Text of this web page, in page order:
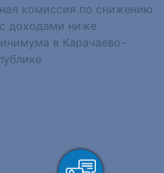
комиссия по снижению
доходами ниже
в Карачаево-